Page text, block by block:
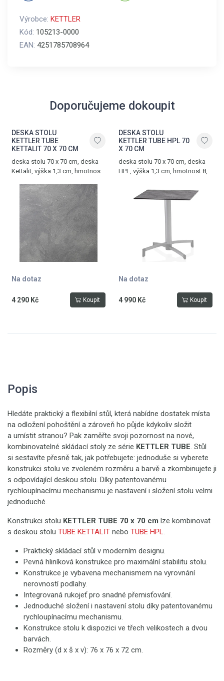
Výrobce: KETTLER
Kód: 105213-0000
EAN: 4251785708964
Doporučujeme dokoupit
DESKA STOLU
KETTLER TUBE
KETTALIT 70 X 70 CM
deska stolu 70 x 70 cm, deska
Kettalit, výška 1,3 cm, hmotnost
Na dotaz
4 290 Kč Koupit
DESKA STOLU
KETTLER TUBE HPL 70
X 70 CM
deska stolu 70 x 70 cm, deska
HPL, výška 1,3 cm, hmotnost 8,6
Na dotaz
4 990 Kč Koupit
Popis
Hledáte praktický a flexibilní stůl, která nabídne dostatek místa
na odložení pohoštění a zároveň ho půjde kdykoliv složit
a umístit stranou? Pak zaměřte svoji pozornost na nové,
kombinovatelné skládací stoly ze série KETTLER TUBE. Stůl
si sestavíte přesně tak, jak potřebujete: jednoduše si vyberete
konstrukci stolu ve zvoleném rozměru a barvě a zkombinujete ji
s odpovídající deskou stolu. Díky patentovanému
rychloupínacímu mechanismu je nastavení i složení stolu velmi
jednoduché.
Konstrukci stolu KETTLER TUBE 70 x 70 cm lze kombinovat
s deskou stolu TUBE KETTALIT nebo TUBE HPL.
Praktický skládací stůl v moderním designu.
Pevná hliníková konstrukce pro maximální stabilitu stolu.
Konstrukce je vybavena mechanismem na vyrovnání
nerovností podlahy.
Integrovaná rukojeť pro snadné přemisťování.
Jednoduché složení i nastavení stolu díky patentovanému
rychloupínacímu mechanismu.
Konstrukce stolu k dispozici ve třech velikostech a dvou
barvách.
Rozměry (d x š x v): 76 x 76 x 72 cm.